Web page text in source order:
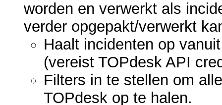
worden en verwerkt als
verder opgepakt/verwerkt
Haalt incidenten op
(vereist TOPdesk API
Filters in te stellen om
TOPdesk op te halen.